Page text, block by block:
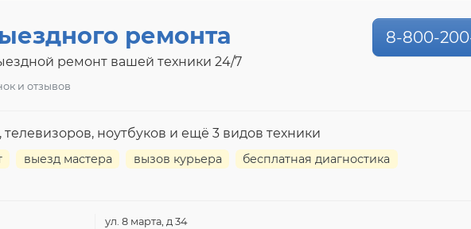
ремонта
ремонт вашей техники 24/7
и отзывов
8-800-
ноутбуков и ещё 3 видов техники
выезд мастера вызов курьера бесплатная диагностика
ул. 8 марта, д 34